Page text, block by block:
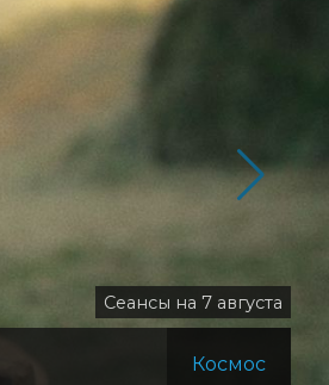
Сеансы на 7 августа
Космос